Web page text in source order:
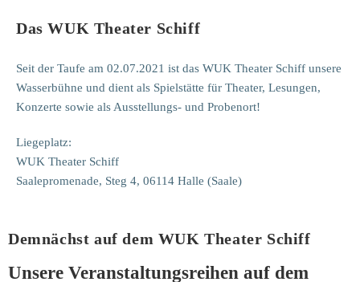
Das WUK Theater Schiff
Seit der Taufe am 02.07.2021 ist das WUK Theater Schiff unsere
Wasserbühne und dient als Spielstätte für Theater, Lesungen,
Konzerte sowie als Ausstellungs- und Probenort!
Liegeplatz:
WUK Theater Schiff
Saalepromenade, Steg 4, 06114 Halle (Saale)
Demnächst auf dem WUK Theater Schiff
Unsere Veranstaltungsreihen auf dem